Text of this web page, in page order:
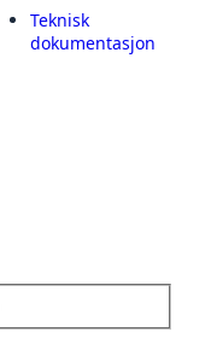
Teknisk
dokumentasjon